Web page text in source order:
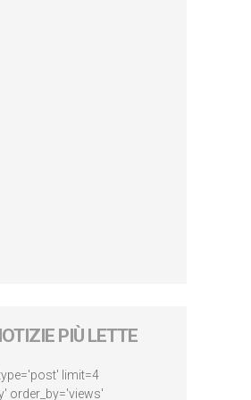
PIÙ LETTE
limit=4
order_by='views'